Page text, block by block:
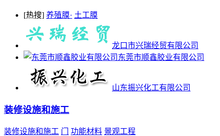
[热搜] 养殖膜· 土工膜
龙口市兴瑞经贸有限公司
东莞市顺鑫胶业有限公司
山东振兴化工有限公司
装修设施和施工
装修设施和施工 门 功能材料 景观工程